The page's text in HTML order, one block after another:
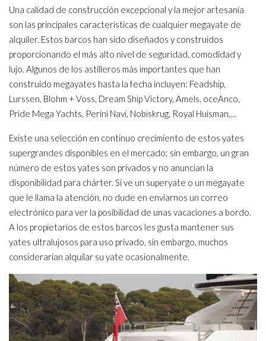
Una calidad de construcción excepcional y la mejor artesanía
son las principales características de cualquier megayate de
alquiler. Estos barcos han sido diseñados y construidos
proporcionando el más alto nivel de seguridad, comodidad y
lujo. Algunos de los astilleros más importantes que han
construido megayates hasta la fecha incluyen: Feadship,
Lurssen, Blohm + Voss, Dream Ship Victory, Amels, oceAnco,
Pride Mega Yachts, Perini Navi, Nobiskrug, Royal Huisman,…
Existe una selección en continuo crecimiento de estos yates
supergrandes disponibles en el mercado; sin embargo, un gran
número de estos yates son privados y no anuncian la
disponibilidad para chárter. Si ve un superyate o un megayate
que le llama la atención, no dude en enviarnos un correo
electrónico para ver la posibilidad de unas vacaciones a bordo.
A los propietarios de estos barcos les gusta mantener sus
yates ultralujosos para uso privado, sin embargo, muchos
considerarían alquilar su yate ocasionalmente.